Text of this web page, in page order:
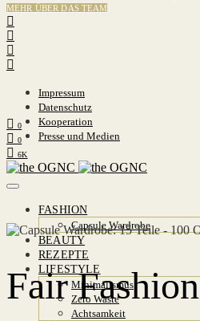
MEHR ÜBER DAS TEAM
Impressum
Datenschutz
Kooperation
Presse und Medien
0
0
6K
FASHION
Capsule Wardrobe
BEAUTY
REZEPTE
LIFESTYLE
Minimalismus
Zero Waste
Achtsamkeit
Fair Fashion